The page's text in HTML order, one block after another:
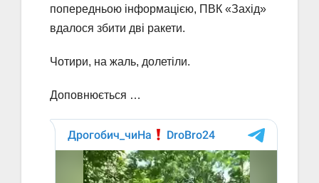
попередньою інформацією, ПВК «Захід»
вдалося збити дві ракети.
Чотири, на жаль, долетіли.
Доповнюється …